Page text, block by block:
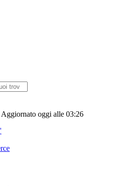
Aggiornato oggi alle 03:26